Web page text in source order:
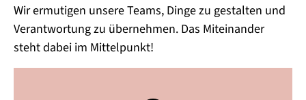
Wir ermutigen unsere Teams, Dinge zu gestalten und
Verantwortung zu übernehmen. Das Miteinander
steht dabei im Mittelpunkt!